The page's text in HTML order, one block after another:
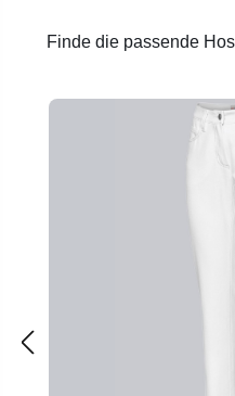
Finde die passende
Produktgalerie